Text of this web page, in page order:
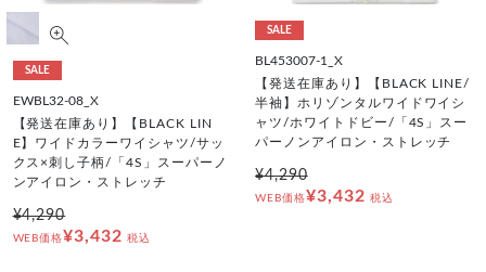
SALE
EWBL32-08_X
【発送在庫あり】【BLACK LIN
E】ワイドカラーワイシャツ/サッ
クス×刺し子柄/「4S」スーパーノ
ンアイロン・ストレッチ
¥4,290
WEB価格¥3,432 税込
SALE
BL453007-1_X
【発送在庫あり】【BLACK LINE/
半袖】ホリゾンタルワイドワイシ
ャツ/ホワイトドビー/「4S」スー
パーノンアイロン・ストレッチ
¥4,290
WEB価格¥3,432 税込